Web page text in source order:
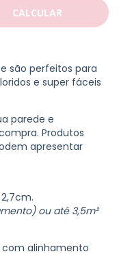
CALCULAR
são perfeitos para
e super fáceis
parede e
Produtos
apresentar
ou até 3,5m²
alinhamento